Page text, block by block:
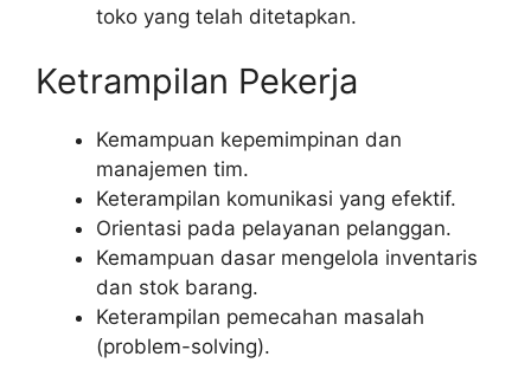
toko yang telah ditetapkan.
Ketrampilan Pekerja
Kemampuan kepemimpinan dan
manajemen tim.
Keterampilan komunikasi yang efektif.
Orientasi pada pelayanan pelanggan.
Kemampuan dasar mengelola inventaris
dan stok barang.
Keterampilan pemecahan masalah
(problem-solving).